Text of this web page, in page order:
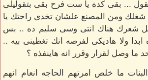
... بقى كدة يا ست فرح بقى بتقوليلى
ومن المصنع علشان تخدى راحتك يا
شعرك هناك انتى وسى سليم ده .. بس
ولا هاديكى لفرصه انك تغظينى بيه ..
ما وصل لقرار وقرر انه هاينفذه ؟
ما خلص امرتهم الحاجه انعام انهم